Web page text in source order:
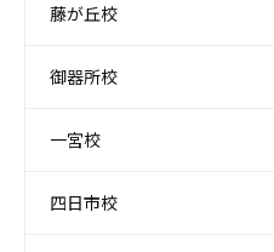
藤が丘校
御器所校
一宮校
四日市校